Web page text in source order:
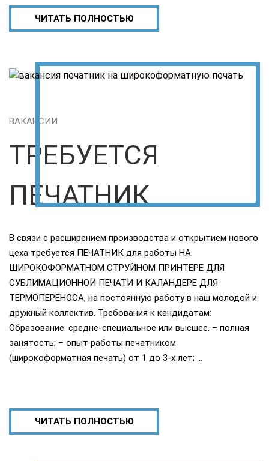
ЧИТАТЬ ПОЛНОСТЬЮ
ВАКАНСИИ
ТРЕБУЕТСЯ
ПЕЧАТНИК
В связи с расширением производства и открытием нового
цеха требуется ПЕЧАТНИК для работы НА
ШИРОКОФОРМАТНОМ СТРУЙНОМ ПРИНТЕРЕ ДЛЯ
СУБЛИМАЦИОННОЙ ПЕЧАТИ И КАЛАНДЕРЕ ДЛЯ
ТЕРМОПЕРЕНОСА, на постоянную работу в наш молодой и
дружный коллектив. Требования к кандидатам:
Образование: средне-специальное или высшее. – полная
занятость; – опыт работы печатником
(широкоформатная печать) от 1 до 3-х лет; …
ЧИТАТЬ ПОЛНОСТЬЮ